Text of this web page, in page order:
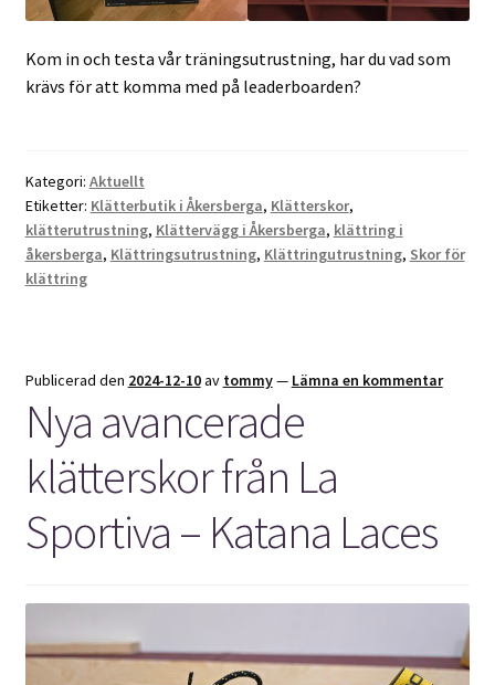
Kom in och testa vår träningsutrustning, har du vad som
krävs för att komma med på leaderboarden?
Kategori: Aktuellt
Etiketter: Klätterbutik i Åkersberga, Klätterskor,
klätterutrustning, Klättervägg i Åkersberga, klättring i
åkersberga, Klättringsutrustning, Klättringutrustning, Skor för
klättring
Publicerad den 2024-12-10av tommy— Lämna en kommentar
Nya avancerade
klätterskor från La
Sportiva – Katana Laces